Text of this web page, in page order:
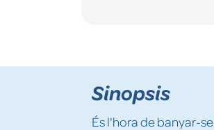
Sinopsis
És l'hora de banyar-se